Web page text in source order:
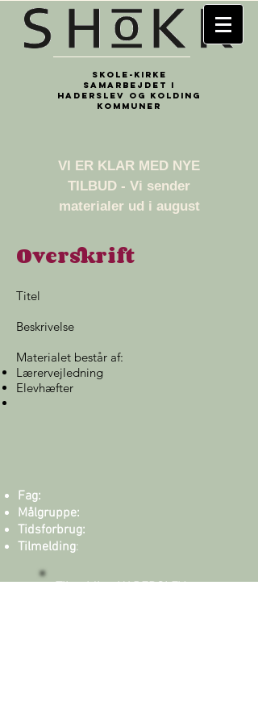
Skole-kirke
samarbejdet i
Haderslev og Kolding
kommuner
​VI ER KLAR MED NYE
TILBUD - Vi sender
materialer ud i august
Overskrift
Titel
Beskrivelse
Materialet består af:
Lærervejledning
Elevhæfter
Fag:
Målgruppe:
Tidsforbrug:
Tilmelding: